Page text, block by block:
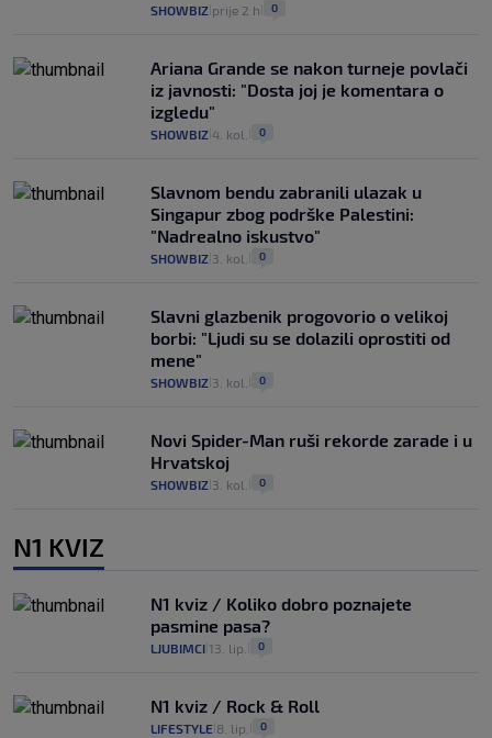
SHOWBIZ prije 2 h 0
Ariana Grande se nakon turneje povlači
iz javnosti: "Dosta joj je komentara o
izgledu"
SHOWBIZ 4. kol. 0
Slavnom bendu zabranili ulazak u
Singapur zbog podrške Palestini:
"Nadrealno iskustvo"
SHOWBIZ 3. kol. 0
Slavni glazbenik progovorio o velikoj
borbi: "Ljudi su se dolazili oprostiti od
mene"
SHOWBIZ 3. kol. 0
Novi Spider-Man ruši rekorde zarade i u
Hrvatskoj
SHOWBIZ 3. kol. 0
N1 KVIZ
N1 kviz / Koliko dobro poznajete
pasmine pasa?
LJUBIMCI 13. lip. 0
N1 kviz / Rock & Roll
LIFESTYLE 8. lip. 0